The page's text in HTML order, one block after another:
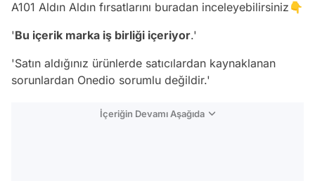
A101 Aldın Aldın fırsatlarını buradan inceleyebilirsiniz👇
'Bu içerik marka iş birliği içeriyor.'
'Satın aldığınız ürünlerde satıcılardan kaynaklanan
sorunlardan Onedio sorumlu değildir.'
İçeriğin Devamı Aşağıda